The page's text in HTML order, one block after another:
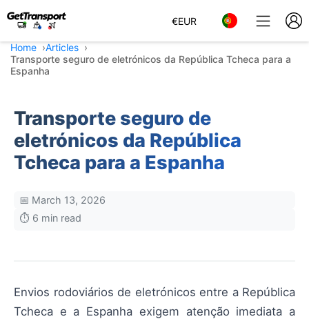
€EUR
Home
Articles
Transporte seguro de eletrónicos da República Tcheca para a
Espanha
Transporte seguro de
eletrónicos da República
Tcheca para a Espanha
📅 March 13, 2026
⏱️ 6 min read
Envios rodoviários de eletrónicos entre a República
Tcheca e a Espanha exigem atenção imediata a